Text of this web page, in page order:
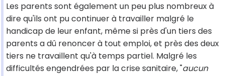
Les parents sont également un peu plus nombreux à
dire qu'ils ont pu continuer à travailler malgré le
handicap de leur enfant, même si près d'un tiers des
parents a dû renoncer à tout emploi, et près des deux
tiers ne travaillent qu'à temps partiel. Malgré les
difficultés engendrées par la crise sanitaire, "aucun